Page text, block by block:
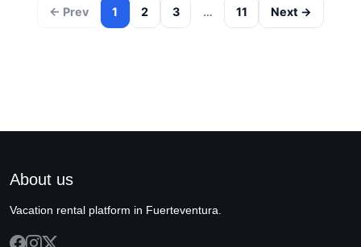
← Prev 1 2 3 … 11 Next →
About us
Vacation rental platform in Fuerteventura.